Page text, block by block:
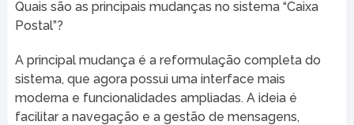
Quais são as principais mudanças no sistema “Caixa
Postal”?
A principal mudança é a reformulação completa do
sistema, que agora possui uma interface mais
moderna e funcionalidades ampliadas. A ideia é
facilitar a navegação e a gestão de mensagens,